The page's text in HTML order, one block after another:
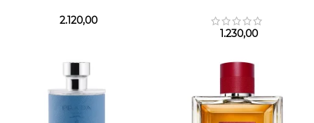
2.120,00
1.230,00